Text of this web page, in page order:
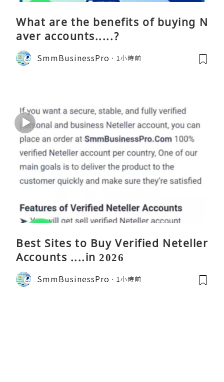
What are the benefits of buying N
aver accounts.....?
SmmBusinessPro 1小時前
Best Sites to Buy Verified Neteller
Accounts ....in 2026
SmmBusinessPro 1小時前